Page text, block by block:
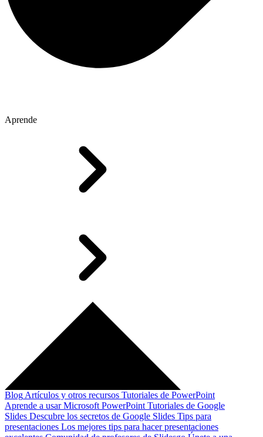
Aprende
Blog Artículos y otros recursos Tutoriales de PowerPoint
Aprende a usar Microsoft PowerPoint Tutoriales de Google
Slides Descubre los secretos de Google Slides Tips para
presentaciones Los mejores tips para hacer presentaciones